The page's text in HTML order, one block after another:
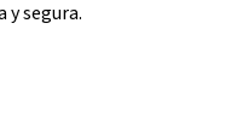
y segura.
Además, entre las